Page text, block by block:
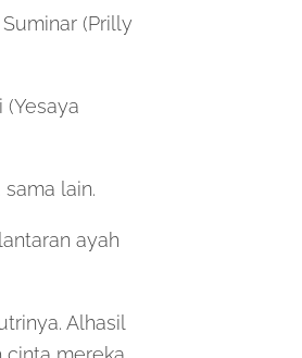
(Prilly
lain.
ayah
Alhasil